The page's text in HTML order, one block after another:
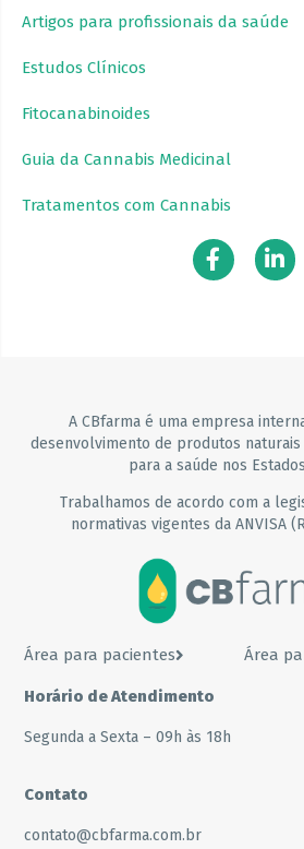
Artigos para profissionais da saúde
Estudos Clínicos
Fitocanabinoides
Guia da Cannabis Medicinal
Tratamentos com Cannabis
A CBfarma é uma empresa
desenvolvimento de produtos
para a saúde nos
Trabalhamos de acordo com a
normativas vigentes da ANVISA
Área para pacientes Área
Horário de Atendimento
Segunda a Sexta – 09h às 18h
Contato
contato@cbfarma.com.br